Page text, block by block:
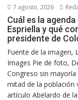
7 agosto, 2026
Cuál es la
Espriella y qué
presidente de
Fuente de la imagen,
Images Pie de foto,
Congreso sin
mitad de la población
artículo Abelardo de